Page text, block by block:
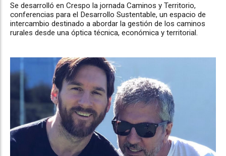
Se desarrolló en Crespo la jornada Caminos y Territorio,
conferencias para el Desarrollo Sustentable, un espacio de
intercambio destinado a abordar la gestión de los caminos
rurales desde una óptica técnica, económica y territorial.